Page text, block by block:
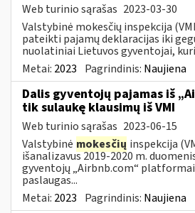
Web turinio sąrašas 2023-03-30
Valstybinė mokesčių inspekcija
pateikti pajamų deklaracijas iki
nuolatiniai Lietuvos gyventojai,
Metai: 2023 Pagrindinis: Naujiena
Dalis gyventojų pajamas iš
tik sulaukę klausimų iš VMI
Web turinio sąrašas 2023-06-15
Valstybinė mokesčių inspekcija
išanalizavus 2019-2020 m.
gyventojų „Airbnb.com“
paslaugas...
Metai: 2023 Pagrindinis: Naujiena